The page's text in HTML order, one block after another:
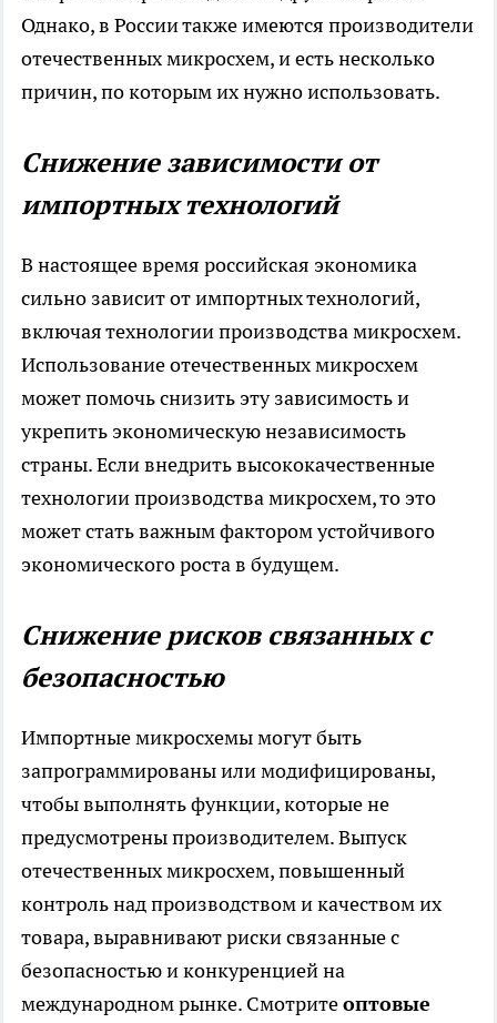
Однако, в России также имеются производители
отечественных микросхем, и есть несколько
причин, по которым их нужно использовать.
Снижение зависимости от
импортных технологий
В настоящее время российская экономика
сильно зависит от импортных технологий,
включая технологии производства микросхем.
Использование отечественных микросхем
может помочь снизить эту зависимость и
укрепить экономическую независимость
страны. Если внедрить высококачественные
технологии производства микросхем, то это
может стать важным фактором устойчивого
экономического роста в будущем.
Снижение рисков связанных с
безопасностью
Импортные микросхемы могут быть
запрограммированы или модифицированы,
чтобы выполнять функции, которые не
предусмотрены производителем. Выпуск
отечественных микросхем, повышенный
контроль над производством и качеством их
товара, выравнивают риски связанные с
безопасностью и конкуренцией на
международном рынке. Смотритеоптовые